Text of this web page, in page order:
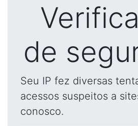
de
Seu IP fez diversas
acessos suspeitos a
conosco.